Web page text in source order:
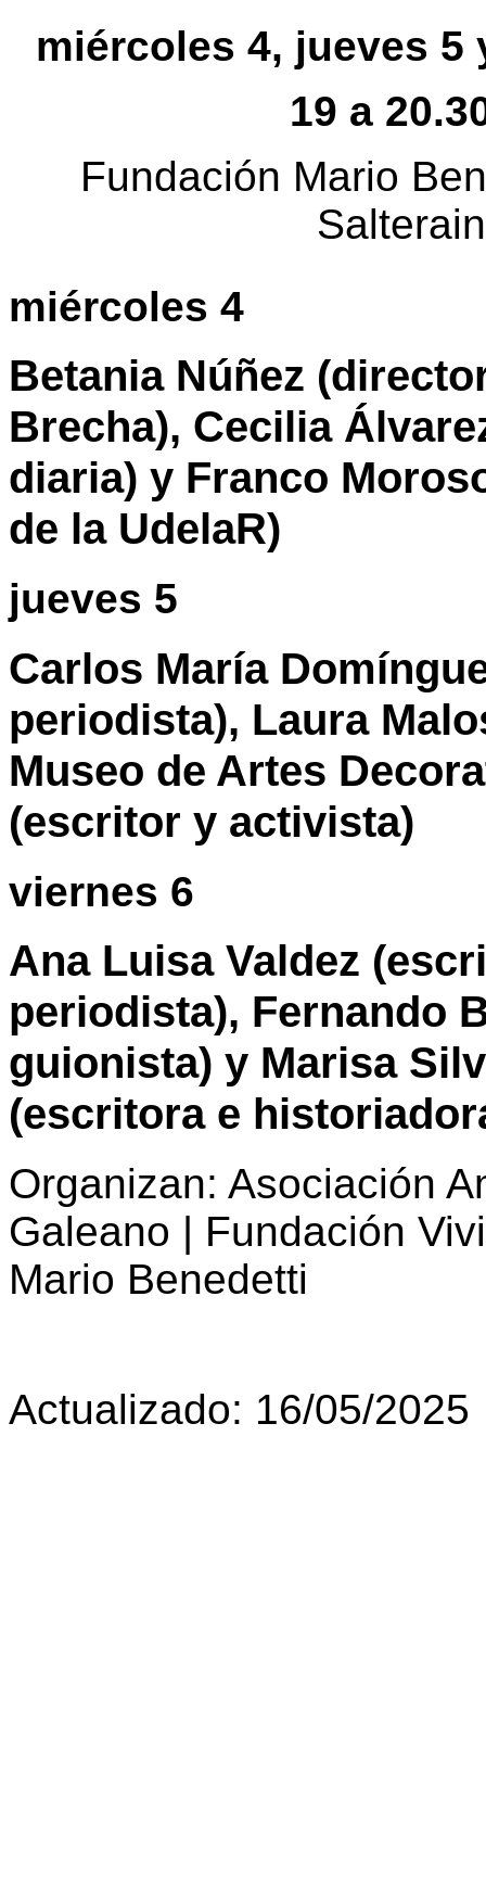
miércoles 4, jueves 5
19 a
Fundación Mario
miércoles 4
Betania Núñez
Brecha), Cecilia
diaria) y Franco
de la UdelaR)
jueves 5
Carlos María
periodista), Laura
Museo de Artes
(escritor y activista)
viernes 6
Ana Luisa Valdez
periodista), Fernando
guionista) y Marisa
(escritora e
Organizan: Asociación
Galeano | Fundación
Mario Benedetti
Actualizado: 16/05/2025